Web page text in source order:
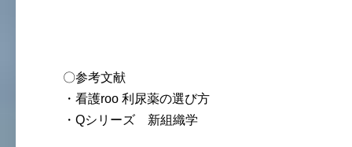
〇参考文献
・看護roo 利尿薬の選び方
・Qシリーズ 新組織学